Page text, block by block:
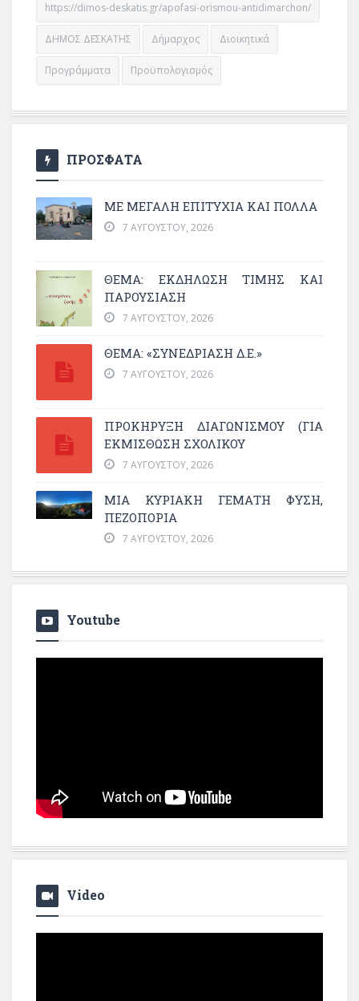
https://dimos-deskatis.gr/apofasi-orismou-antidimarchon/
ΔΗΜΟΣ ΔΕΣΚΑΤΗΣ Δήμαρχος Διοικητικά
Προγράμματα Προϋπολογισμός
ΠΡΟΣΦΑΤΑ
ΜΕ ΜΕΓΆΛΗ ΕΠΙΤΥΧΊΑ ΚΑΙ ΠΟΛΛΆ
7 ΑΥΓΟΎΣΤΟΥ, 2026
ΘΈΜΑ: ΕΚΔΉΛΩΣΗ ΤΙΜΉΣ ΚΑΙ
ΠΑΡΟΥΣΊΑΣΗ
7 ΑΥΓΟΎΣΤΟΥ, 2026
ΘΕΜΑ: «ΣΥΝΕΔΡΊΑΣΗ Δ.Ε.»
7 ΑΥΓΟΎΣΤΟΥ, 2026
ΠΡΟΚΗΡΥΞΗ ΔΙΑΓΩΝΙΣΜΟΥ (ΓΙΑ
ΕΚΜΊΣΘΩΣΗ ΣΧΟΛΙΚΟΎ
7 ΑΥΓΟΎΣΤΟΥ, 2026
ΜΙΑ ΚΥΡΙΑΚΉ ΓΕΜΆΤΗ ΦΎΣΗ,
ΠΕΖΟΠΟΡΊΑ
7 ΑΥΓΟΎΣΤΟΥ, 2026
Youtube
Video